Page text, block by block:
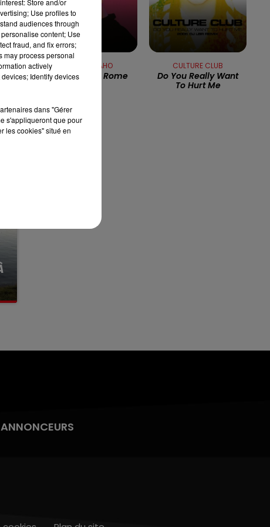
7h00 - 10h00
RDL WEEK-END
ETIENNE DAHO
Week-End A Rome
CULTURE CLUB
Do You Really Want
To Hurt Me
ANNONCEURS
Use profiles to
audiences through
content; Use
fraud, and fix errors;
may process personal
actively
Identify devices
dans "Gérer
s'appliqueront que pour
les cookies" situé en